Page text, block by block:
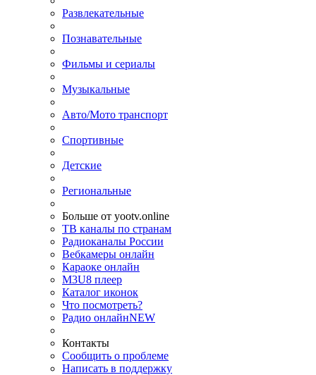
Развлекательные
Познавательные
Фильмы и сериалы
Музыкальные
Авто/Мото транспорт
Спортивные
Детские
Региональные
Больше от yootv.online
ТВ каналы по странам
Радиоканалы России
Вебкамеры онлайн
Караоке онлайн
M3U8 плеер
Каталог иконок
Что посмотреть?
Радио онлайнNEW
Контакты
Сообщить о проблеме
Написать в поддержку